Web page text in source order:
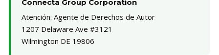
Connecta Group Corporation
Atención: Agente de Derechos de Autor
1207 Delaware Ave #3121
Wilmington DE 19806